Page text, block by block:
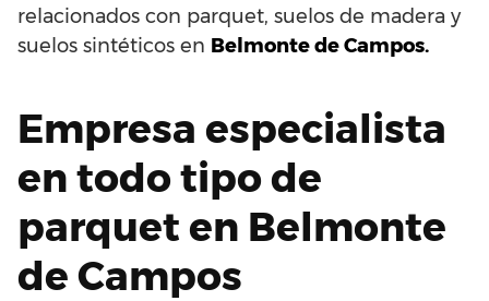
relacionados con parquet, suelos de madera y
suelos sintéticos en Belmonte de Campos.
Empresa especialista
en todo tipo de
parquet en Belmonte
de Campos